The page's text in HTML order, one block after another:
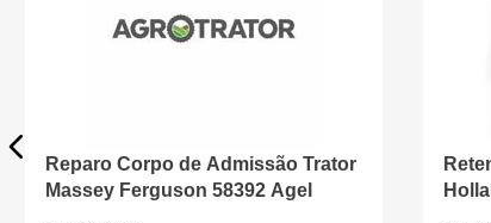
Reparo Corpo de Admissão Trator
Massey Ferguson 58392 Agel